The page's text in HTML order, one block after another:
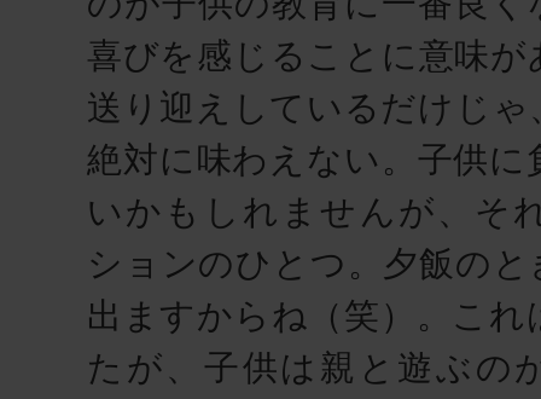
喜びを感じること に意味が
送り迎えしているだけじ
絶対に味わえない。子供
いかもしれませんが、そ
ションのひとつ。夕飯の
出ますからね（笑）。こ
たが、 子供は親と遊ぶの